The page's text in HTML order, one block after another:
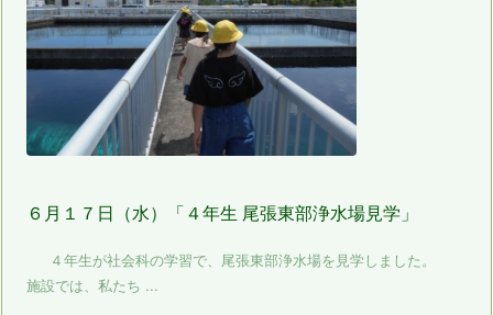
６月１７日（水）「４年生 尾張東部浄水場見学」
４年生が社会科の学習で、尾張東部浄水場を見学しました。
施設では、私たち ...